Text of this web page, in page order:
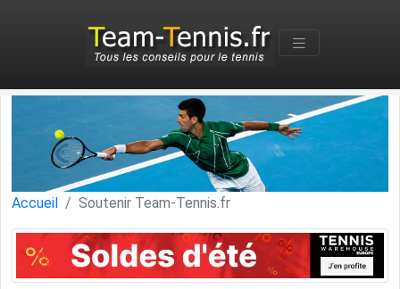
Accueil Soutenir Team-Tennis.fr